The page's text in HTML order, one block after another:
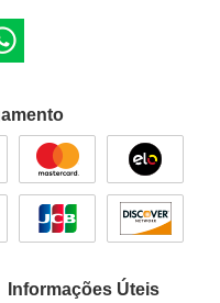
Informações Úteis